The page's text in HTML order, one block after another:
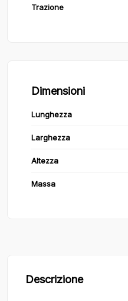
Trazione
Dimensioni
Lunghezza
Larghezza
Altezza
Massa
Descrizione